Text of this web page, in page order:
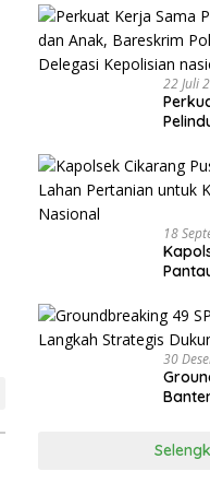
22 Juli
18
30